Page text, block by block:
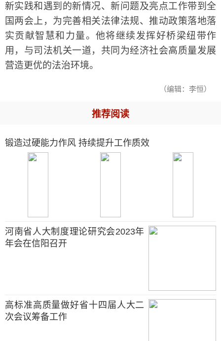
新实践和遇到的新情况、新问题及亮点工作带到全
国两会上，为完善相关法律法规、推动政策落地落
实贡献智慧和力量。他将继续发挥好桥梁纽带作
用，与司法机关一道，共同为经济社会高质量发展
营造更优的法治环境。
（编辑：李恒）
推荐阅读
锻造过硬能力作风 持续提升工作质效
河南省人大制度理论研究会2023年
年会在信阳召开
高标准高质量做好省十四届人大二
次会议筹备工作